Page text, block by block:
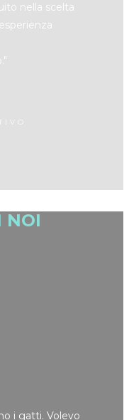
nella scelta
NOI
i gatti. Volevo